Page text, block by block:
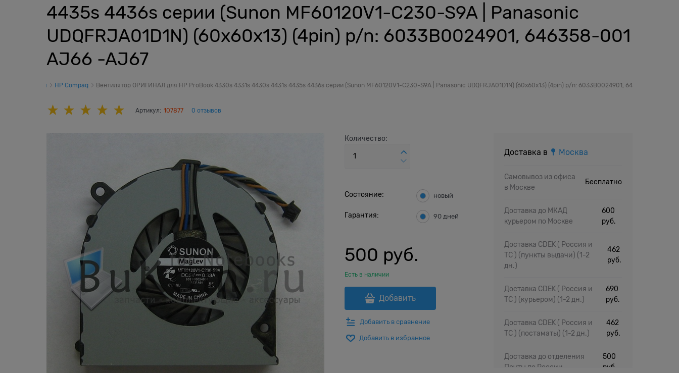
4435s 4436s серии (Sunon MF60120V1-C230-S9A | Panasonic
UDQFRJA01D1N) (60x60x13) (4pin) p/n: 6033B0024901, 646358-001
AJ66 -AJ67
Вентиляторы HP Compaq Вентилятор ОРИГИНАЛ для HP ProBook 4330s 4331s 4430s 4431s 4435s 4436s серии (Sunon MF60120V1-C230-S9A | Panasonic UDQFRJA01D1N) (60x60x13) (4pin) p/n: 6033B0024901, 646358-001
Артикул: 107877 0 отзывов
Количество:
Состояние: новый
Гарантия: 90 дней
500 руб.
Есть в наличии
Добавить
Добавить в сравнение
Добавить в избранное
Доставка в Москва
Самовывоз из офиса
в Москве
Бесплатно
Доставка до МКАД
курьером по Москве
600
руб.
Доставка CDEK ( Россия и
ТС ) (пункты выдачи) (1-2
дн.)
462
руб.
Доставка CDEK ( Россия и
ТС ) (курьером) (1-2 дн.)
690
руб.
Доставка CDEK ( Россия и
ТС ) (постаматы) (1-2 дн.)
462
руб.
Доставка до отделения
Почты по России
500
руб.